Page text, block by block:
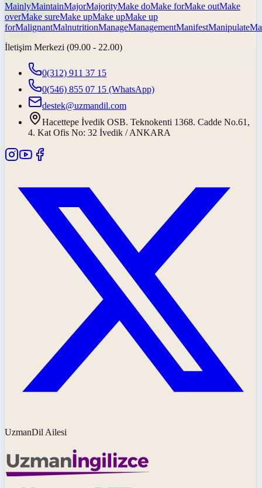
MainlyMaintainMajorMajorityMake doMake forMake outMake
overMake sureMake upMake upMake up
forMalignantMalnutritionManageManagementManifestManipulate
İletişim Merkezi (09.00 - 22.00)
0(312) 911 37 15
0(546) 855 07 15 (WhatsApp)
destek@uzmandil.com
Hacettepe İvedik OSB. Teknokenti 1368. Cadde No.61,
4. Kat Ofis No: 32 İvedik / ANKARA
UzmanDil Ailesi